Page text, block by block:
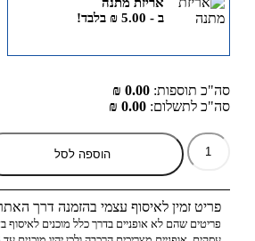
ב -
₪5.00 בלבד!
סה"כ תוספות: 0.00 ₪
סה"כ לתשלום: 0.00 ₪
הוספה לסל
פריט זמין לאיסוף עצמי בהזמנה דרך